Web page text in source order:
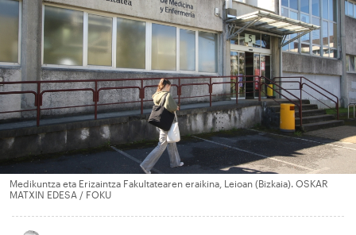
Medikuntza eta Erizaintza Fakultatearen eraikina, Leioan (Bizkaia). OSKAR
MATXIN EDESA / FOKU